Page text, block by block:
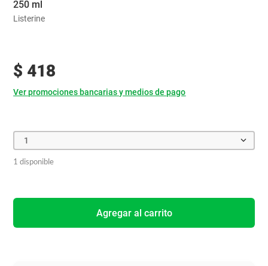
250 ml
Listerine
$ 418
Ver promociones bancarias y medios de pago
1
1 disponible
Agregar al carrito